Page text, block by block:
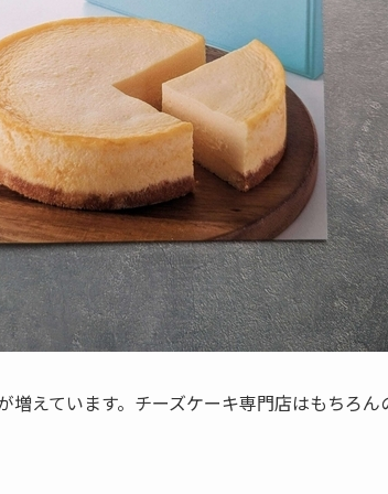
えています。チーズケーキ専門店はもちろ